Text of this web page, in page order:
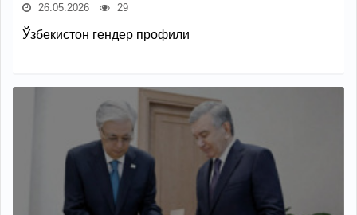
26.05.2026 29
Ўзбекистон гендер профили